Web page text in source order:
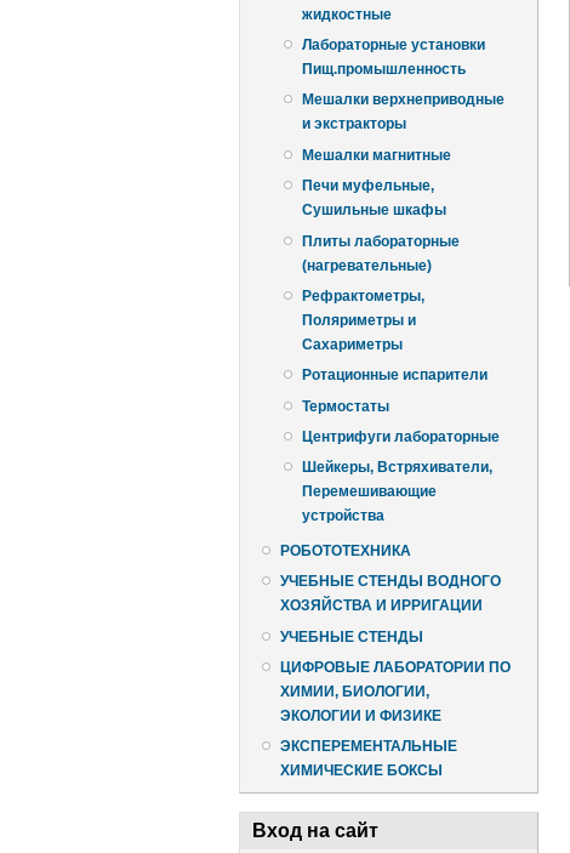
жидкостные
Лабораторные установки
Пищ.промышленность
Мешалки верхнеприводные
и экстракторы
Мешалки магнитные
Печи муфельные,
Сушильные шкафы
Плиты лабораторные
(нагревательные)
Рефрактометры,
Поляриметры и
Сахариметры
Ротационные испарители
Термостаты
Центрифуги лабораторные
Шейкеры, Встряхиватели,
Перемешивающие
устройства
РОБОТОТЕХНИКА
УЧЕБНЫЕ СТЕНДЫ ВОДНОГО
ХОЗЯЙСТВА И ИРРИГАЦИИ
УЧЕБНЫЕ СТЕНДЫ
ЦИФРОВЫЕ ЛАБОРАТОРИИ ПО
ХИМИИ, БИОЛОГИИ,
ЭКОЛОГИИ И ФИЗИКЕ
ЭКСПЕРЕМЕНТАЛЬНЫЕ
ХИМИЧЕСКИЕ БОКСЫ
Вход на сайт